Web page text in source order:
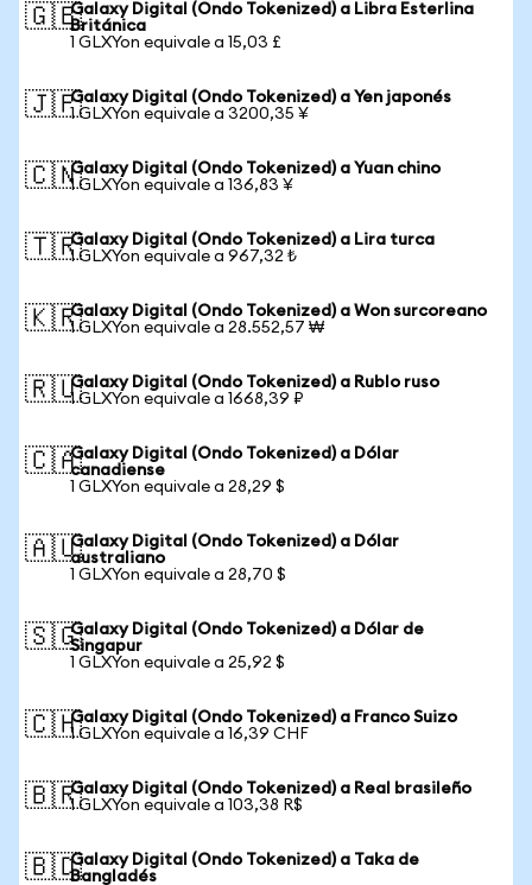
🇬🇧Galaxy Digital (Ondo Tokenized) a Libra Esterlina
Británica
1 GLXYon equivale a 15,03 £
🇯🇵Galaxy Digital (Ondo Tokenized) a Yen japonés
1 GLXYon equivale a 3200,35 ¥
🇨🇳Galaxy Digital (Ondo Tokenized) a Yuan chino
1 GLXYon equivale a 136,83 ¥
🇹🇷Galaxy Digital (Ondo Tokenized) a Lira turca
1 GLXYon equivale a 967,32 ₺
🇰🇷Galaxy Digital (Ondo Tokenized) a Won surcoreano
1 GLXYon equivale a 28.552,57 ₩
🇷🇺Galaxy Digital (Ondo Tokenized) a Rublo ruso
1 GLXYon equivale a 1668,39 ₽
🇨🇦Galaxy Digital (Ondo Tokenized) a Dólar
canadiense
1 GLXYon equivale a 28,29 $
🇦🇺Galaxy Digital (Ondo Tokenized) a Dólar
australiano
1 GLXYon equivale a 28,70 $
🇸🇬Galaxy Digital (Ondo Tokenized) a Dólar de
Singapur
1 GLXYon equivale a 25,92 $
🇨🇭Galaxy Digital (Ondo Tokenized) a Franco Suizo
1 GLXYon equivale a 16,39 CHF
🇧🇷Galaxy Digital (Ondo Tokenized) a Real brasileño
1 GLXYon equivale a 103,38 R$
🇧🇩Galaxy Digital (Ondo Tokenized) a Taka de
Bangladés